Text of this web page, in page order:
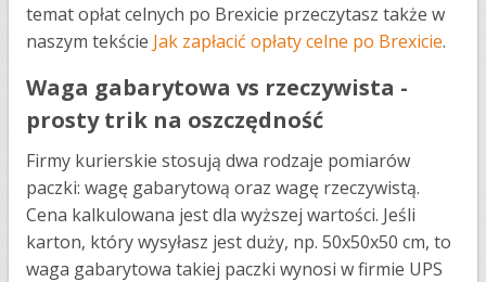
temat opłat celnych po Brexicie przeczytasz także w
naszym tekście Jak zapłacić opłaty celne po Brexicie.
Waga gabarytowa vs rzeczywista -
prosty trik na oszczędność
Firmy kurierskie stosują dwa rodzaje pomiarów
paczki: wagę gabarytową oraz wagę rzeczywistą.
Cena kalkulowana jest dla wyższej wartości. Jeśli
karton, który wysyłasz jest duży, np. 50x50x50 cm, to
waga gabarytowa takiej paczki wynosi w firmie UPS